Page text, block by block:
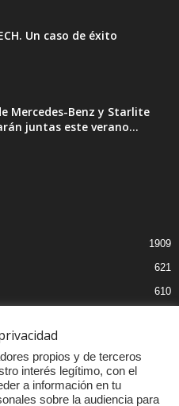
Un caso de éxito
Mercedes-Benz y Starlite
juntas este verano...
1909
621
610
propios y de terceros
interés legítimo, con el
a información en tu
sobre la audiencia para